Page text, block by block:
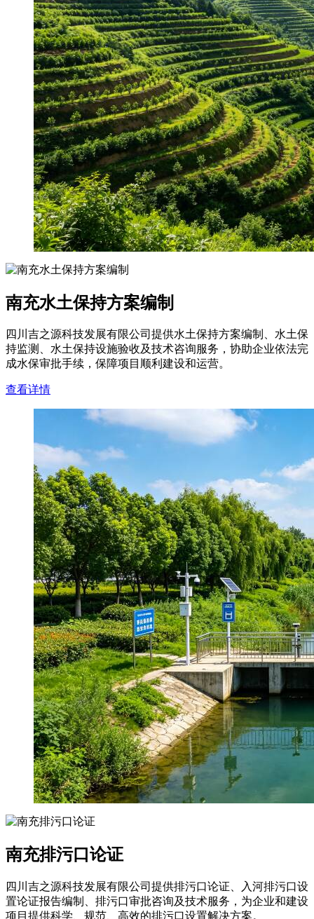
南充水土保持方案编制
四川吉之源科技发展有限公司提供水土保持方案编制、水土保
持监测、水土保持设施验收及技术咨询服务，协助企业依法完
成水保审批手续，保障项目顺利建设和运营。
查看详情
南充排污口论证
四川吉之源科技发展有限公司提供排污口论证、入河排污口设
置论证报告编制、排污口审批咨询及技术服务，为企业和建设
项目提供科学、规范、高效的排污口设置解决方案。